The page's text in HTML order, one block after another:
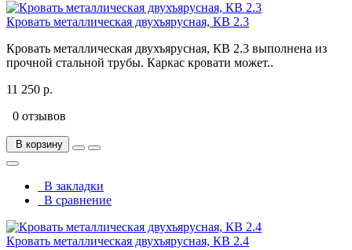
Кровать металлическая двухъярусная, КВ 2.3
Кровать металлическая двухъярусная, КВ 2.3 выполнена из
прочной стальной трубы. Каркас кровати может..
11 250 р.
0 отзывов
В корзину
В закладки
В сравнение
Кровать металлическая двухъярусная, КВ 2.4